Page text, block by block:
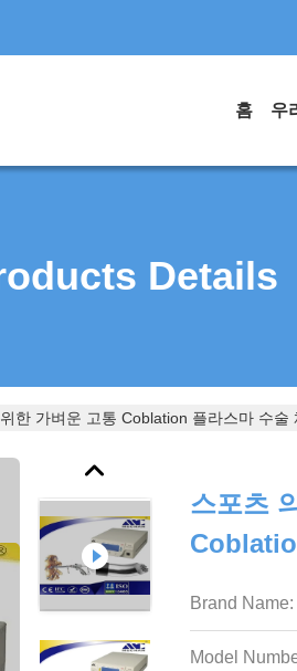
홈 우
Details
한 가벼운 고통 Coblation 플라스마 수술
스포츠
Brand Name:
Model